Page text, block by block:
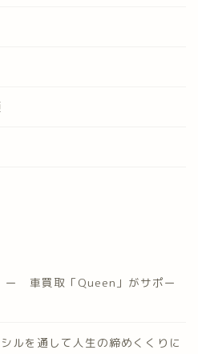
車買取「Queen」がサポー
ルを通して人生の締めくくりに